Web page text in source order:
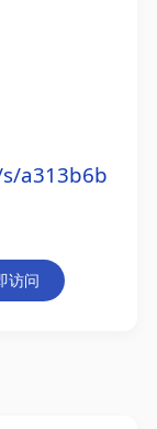
a313b6b
访问